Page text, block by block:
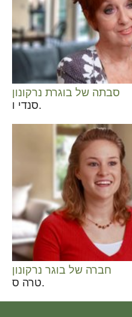
סבתה של בוגרת נרקונון
סנדי ו.
חברה של בוגר נרקונון
טרה ס.